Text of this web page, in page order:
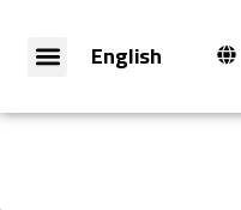
English